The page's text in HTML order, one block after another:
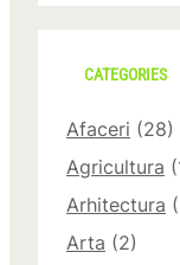
CATEGORIES
Afaceri (28)
Agricultura
Arhitectura
Arta (2)